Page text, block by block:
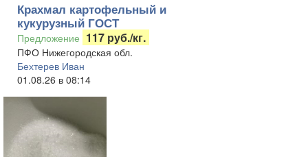
Крахмал картофельный и
кукурузный ГОСТ
Предложение 117 руб./кг.
ПФО Нижегородская обл.
Бехтерев Иван
01.08.26 в 08:14